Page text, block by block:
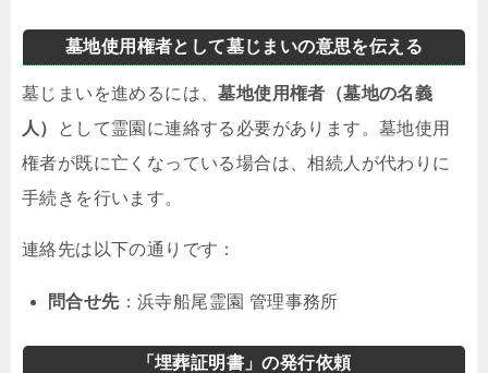
墓地使用権者として墓じまいの意思を伝える
墓じまいを進めるには、墓地使用権者（墓地の名義
人）
として霊園に連絡する必要があります。墓地使用
権者が既に亡くなっている場合は、相続人が代わりに
手続きを行います。
連絡先は以下の通りです：
問合せ先：浜寺船尾霊園 管理事務所
「埋葬証明書」の発行依頼